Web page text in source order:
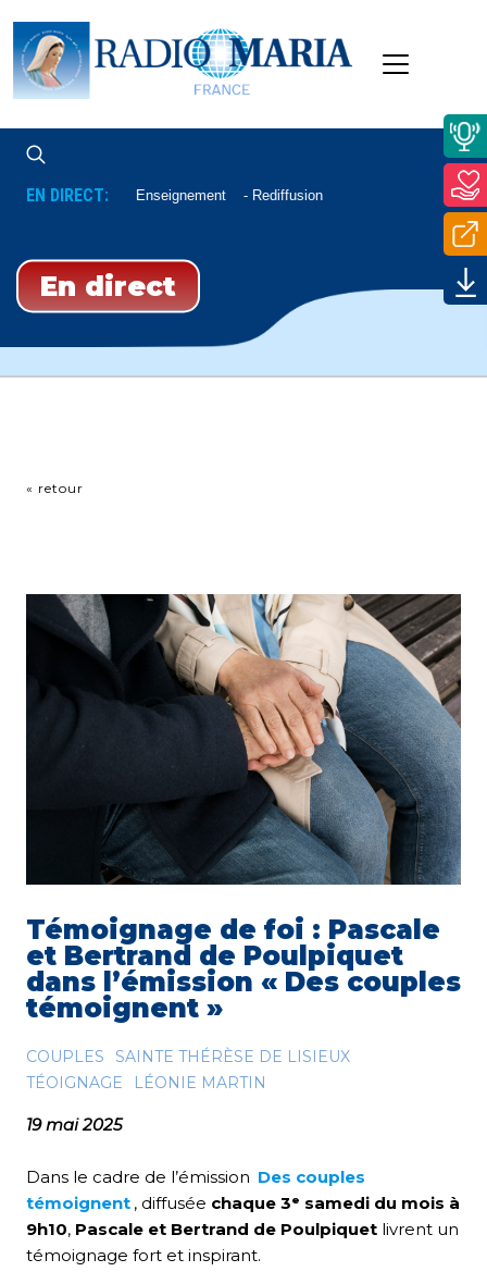
EN DIRECT: Enseignement Rediffusion
En direct
« retour
Témoignage de foi : Pascale
et Bertrand de Poulpiquet
dans l’émission « Des couples
témoignent »
COUPLES
SAINTE THÉRÈSE DE LISIEUX
TÉOIGNAGE
LÉONIE MARTIN
19 mai 2025
Dans le cadre de l’émission Des couples
témoignent , diffusée chaque 3ᵉ samedi du mois à
9h10, Pascale et Bertrand de Poulpiquet livrent un
témoignage fort et inspirant.